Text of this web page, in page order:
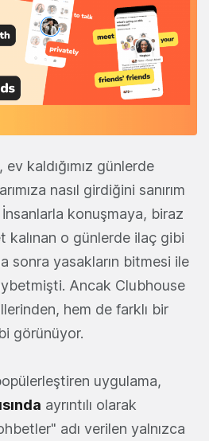
kaldığımız günlerde
nasıl girdiğini sanırım
konuşmaya, biraz
kalınan o günlerde ilaç gibi
sonra yasakların bitmesi ile
Ancak Clubhouse
hem de farklı bir
görünüyor.
uygulama,
ayrıntılı olarak
adı verilen yalnızca